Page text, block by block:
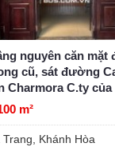
nguyên căn mặt
cũ, sát đường
Charmora C.ty của
m²
Khánh Hòa